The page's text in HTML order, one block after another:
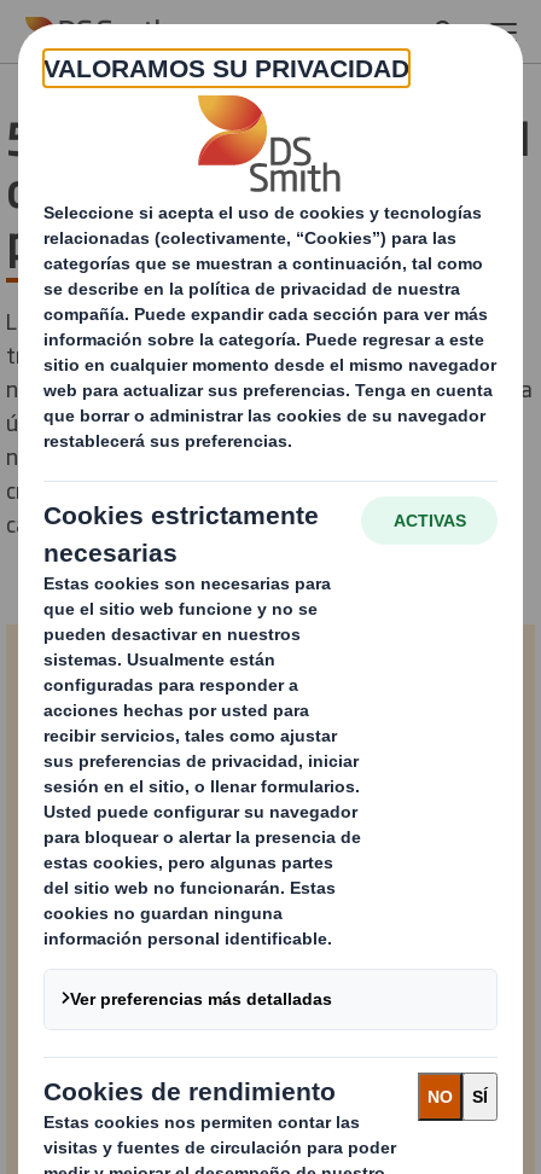
Skip to main content
5 motivos para repensar el
diseño de tu packaging
para e-Commerce
La moda evoluciona de manera continua, temporada
tras temporada, al igual que los gustos expectativas y
necesidades de los consumidores, pero... ¿cuándo fue la
última vez que actualizaste tu packaging?. Descarga
nuestra guía para descubrir cuáles son los puntos
críticos que deberás tener en cuenta para valorar un
cambio de packaging para tu e-commerce de moda.
Contenido bloqueado
Para ver este contenido, debes aceptar las cookies «operativas».
Powered by